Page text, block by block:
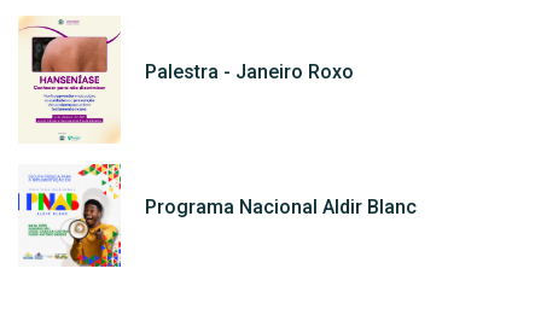
Palestra - Janeiro Roxo
Programa Nacional Aldir Blanc